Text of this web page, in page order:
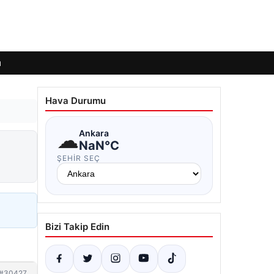
Hava Durumu
☁Ankara
NaN°C
ŞEHIR SEÇ
Bizi Takip Edin